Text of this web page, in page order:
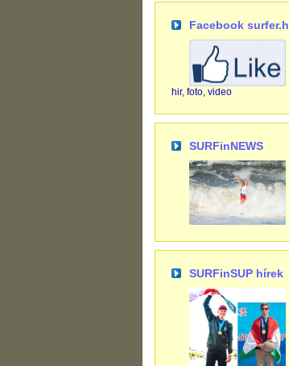
Facebook
hir, foto, video
SURFinNEWS
SURFinSUP hírek